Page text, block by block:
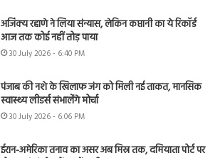
अजिंक्य रहाणे ने लिया संन्यास, लेकिन कप्तानी का ये रिकॉर्ड
आज तक कोई नहीं तोड़ पाया
30 July 2026 - 6:40 PM
पंजाब की नशे के खिलाफ जंग को मिली नई ताकत, मानसिक
स्वास्थ्य लीडर्स संभालेंगे मोर्चा
30 July 2026 - 6:06 PM
ईरान-अमेरिका तनाव का असर अब मिस्र तक, दमियाता पोर्ट पर